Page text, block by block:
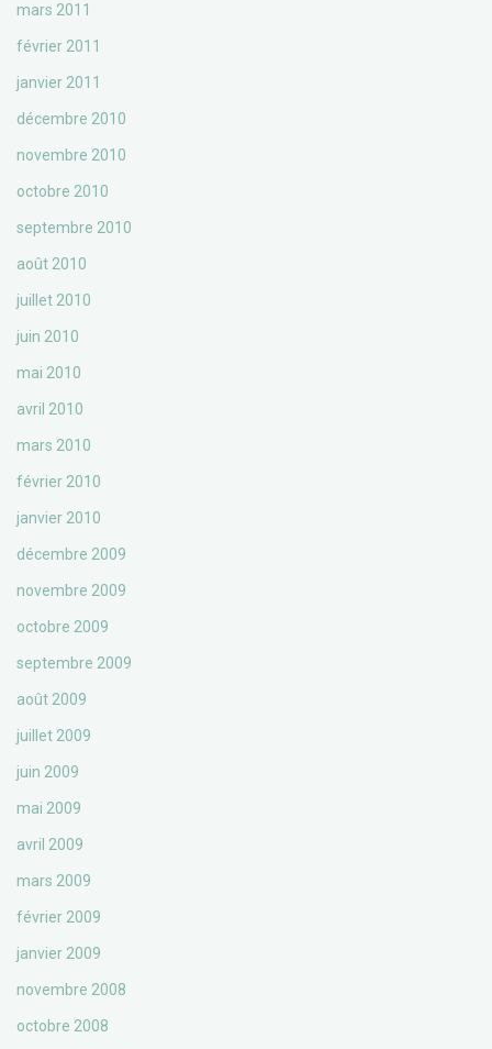
mars 2011
février 2011
janvier 2011
décembre 2010
novembre 2010
octobre 2010
septembre 2010
août 2010
juillet 2010
juin 2010
mai 2010
avril 2010
mars 2010
février 2010
janvier 2010
décembre 2009
novembre 2009
octobre 2009
septembre 2009
août 2009
juillet 2009
juin 2009
mai 2009
avril 2009
mars 2009
février 2009
janvier 2009
novembre 2008
octobre 2008